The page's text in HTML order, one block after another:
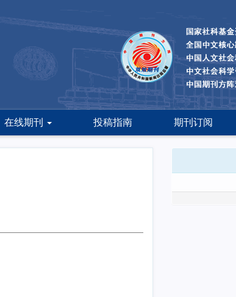
在线期刊 投稿指南 期刊订阅